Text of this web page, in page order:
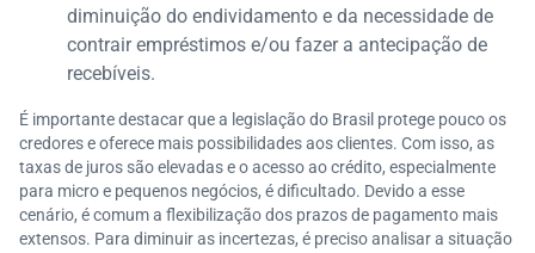
diminuição do endividamento e da necessidade de
contrair empréstimos e/ou fazer a antecipação de
recebíveis.
É importante destacar que a legislação do Brasil protege pouco os
credores e oferece mais possibilidades aos clientes. Com isso, as
taxas de juros são elevadas e o acesso ao crédito, especialmente
para micro e pequenos negócios, é dificultado. Devido a esse
cenário, é comum a flexibilização dos prazos de pagamento mais
extensos. Para diminuir as incertezas, é preciso analisar a situação